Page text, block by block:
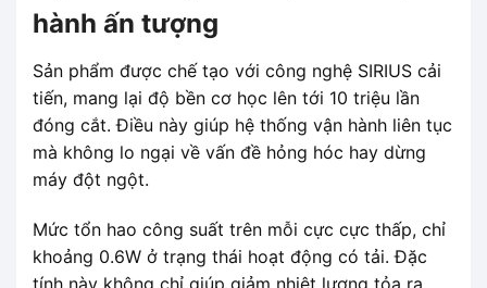
hành ấn tượng
Sản phẩm được chế tạo với công nghệ SIRIUS cải
tiến, mang lại độ bền cơ học lên tới 10 triệu lần
đóng cắt. Điều này giúp hệ thống vận hành liên tục
mà không lo ngại về vấn đề hỏng hóc hay dừng
máy đột ngột.
Mức tổn hao công suất trên mỗi cực cực thấp, chỉ
khoảng 0.6W ở trạng thái hoạt động có tải. Đặc